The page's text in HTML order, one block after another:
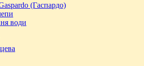
(Гаспардо)
води